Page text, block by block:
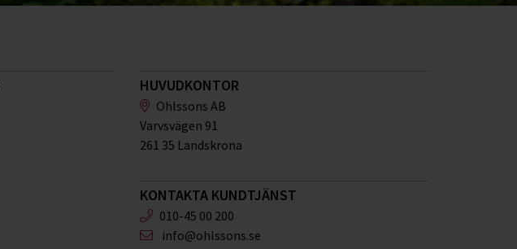
HUVUDKONTOR
Ohlssons AB
Varvsvägen 91
261 35 Landskrona
KONTAKTA KUNDTJÄNST
010-45 00 200
info@ohlssons.se